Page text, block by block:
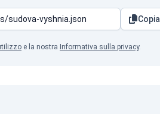
Copia
e la nostra Informativa sulla privacy.